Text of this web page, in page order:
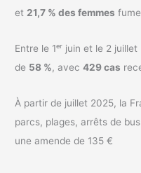
et 21,7 % des femmes
Entre le 1ᵉʳ juin et le 2
de 58 %, avec429 cas
À partir de juillet 2025, la
parcs, plages, arrêts de
une amende de 135 €